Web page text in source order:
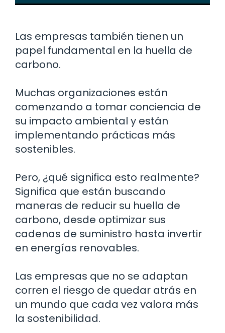
Las empresas también tienen un
papel fundamental en la huella de
carbono.
Muchas organizaciones están
comenzando a tomar conciencia de
su impacto ambiental y están
implementando prácticas más
sostenibles.
Pero, ¿qué significa esto realmente?
Significa que están buscando
maneras de reducir su huella de
carbono, desde optimizar sus
cadenas de suministro hasta invertir
en energías renovables.
Las empresas que no se adaptan
corren el riesgo de quedar atrás en
un mundo que cada vez valora más
la sostenibilidad.